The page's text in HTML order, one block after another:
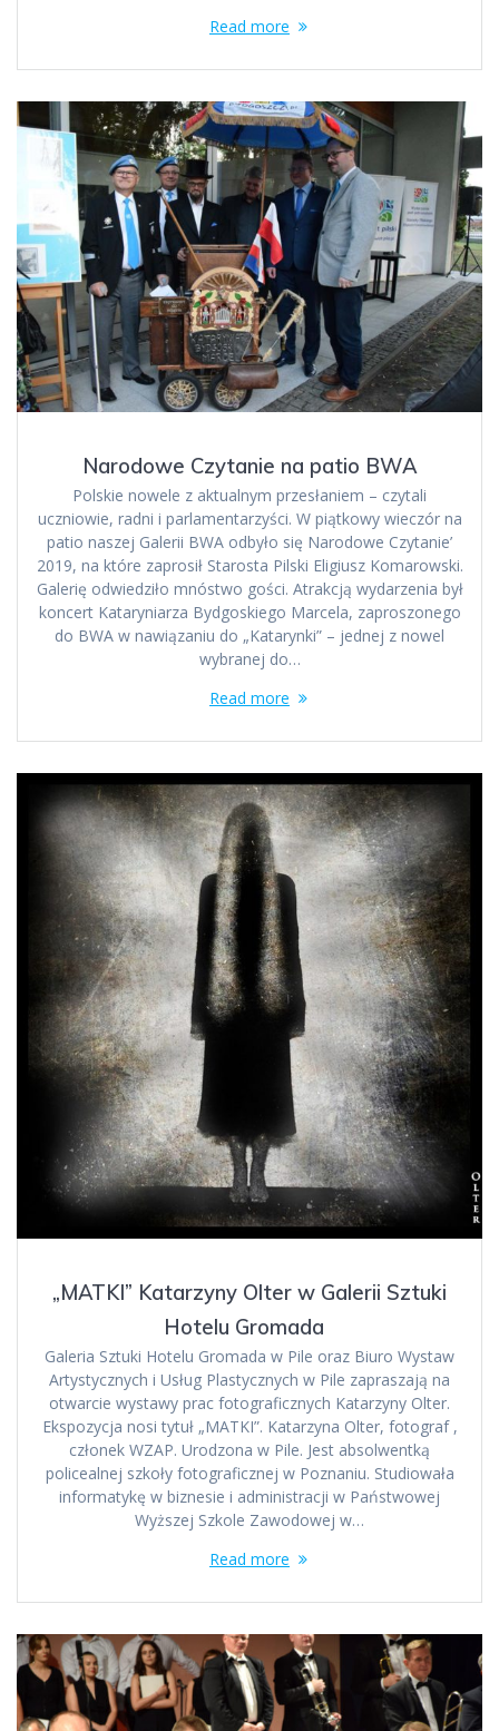
Read more
Narodowe Czytanie na patio BWA
Polskie nowele z aktualnym przesłaniem – czytali
uczniowie, radni i parlamentarzyści. W piątkowy wieczór na
patio naszej Galerii BWA odbyło się Narodowe Czytanie’
2019, na które zaprosił Starosta Pilski Eligiusz Komarowski.
Galerię odwiedziło mnóstwo gości. Atrakcją wydarzenia był
koncert Kataryniarza Bydgoskiego Marcela, zaproszonego
do BWA w nawiązaniu do „Katarynki” – jednej z nowel
wybranej do…
Read more
„MATKI” Katarzyny Olter w Galerii Sztuki
Hotelu Gromada
Galeria Sztuki Hotelu Gromada w Pile oraz Biuro Wystaw
Artystycznych i Usług Plastycznych w Pile zapraszają na
otwarcie wystawy prac fotograficznych Katarzyny Olter.
Ekspozycja nosi tytuł „MATKI”. Katarzyna Olter, fotograf ,
członek WZAP. Urodzona w Pile. Jest absolwentką
policealnej szkoły fotograficznej w Poznaniu. Studiowała
informatykę w biznesie i administracji w Państwowej
Wyższej Szkole Zawodowej w…
Read more